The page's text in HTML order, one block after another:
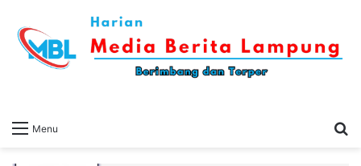
Menu